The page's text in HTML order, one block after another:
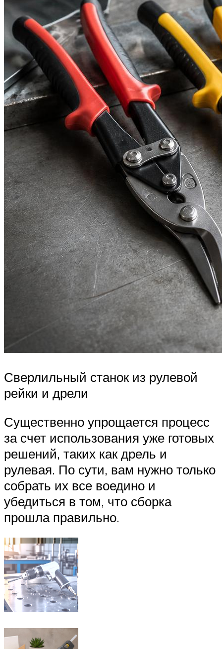
Сверлильный станок из рулевой
рейки и дрели
Существенно упрощается процесс
за счет использования уже готовых
решений, таких как дрель и
рулевая. По сути, вам нужно только
собрать их все воедино и
убедиться в том, что сборка
прошла правильно.